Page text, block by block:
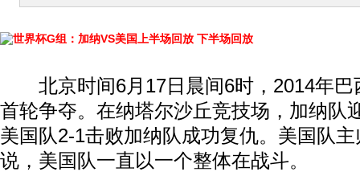
世界杯G组：加纳VS美国上半场回放 下半场回放
北京时间6月17日晨间6时，2014年巴
首轮争夺。在纳塔尔沙丘竞技场，加纳队
美国队2-1击败加纳队成功复仇。美国队
说，美国队一直以一个整体在战斗。